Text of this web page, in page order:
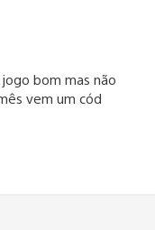
bom mas não
vem um cód